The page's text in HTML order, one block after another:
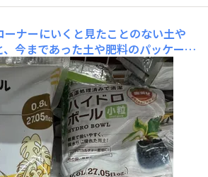
ーナーにいくと見たことのない土や
今まであった土や肥料のパッケージ
した！そして、いつもあった腐葉土や
みなさんのダイソーにはこのパッケー